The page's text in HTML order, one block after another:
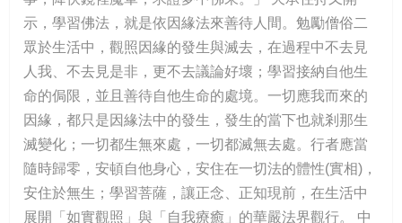
示，學習佛法，就是依因緣法來善待人間。勉勵僧俗二
眾於生活中，觀照因緣的發生與滅去，在過程中不去見
人我、不去見是非，更不去議論好壞；學習接納自他生
命的侷限，並且善待自他生命的處境。一切應我而來的
因緣，都只是因緣法中的發生，發生的當下也就剎那生
滅變化；一切都生無來處，一切都滅無去處。行者應當
隨時歸零，安頓自他身心，安住在一切法的體性(實相)，
安住於無生；學習菩薩，讓正念、正知現前，在生活中
展開「如實觀照」與「自我療癒」的華嚴法界觀行。 中